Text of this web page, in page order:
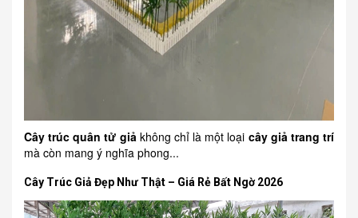
Cây trúc quân tử giả không chỉ là một loại cây giả trang trí
mà còn mang ý nghĩa phong...
Cây Trúc Giả Đẹp Như Thật – Giá Rẻ Bất Ngờ 2026